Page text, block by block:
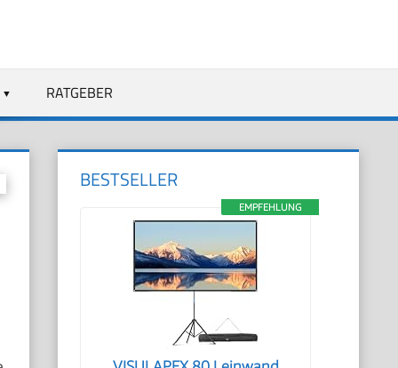
RATGEBER
BESTSELLER
EMPFEHLUNG